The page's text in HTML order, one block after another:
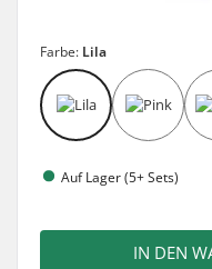
Farbe: Lila
Auf Lager (5+ Sets)
IN DEN